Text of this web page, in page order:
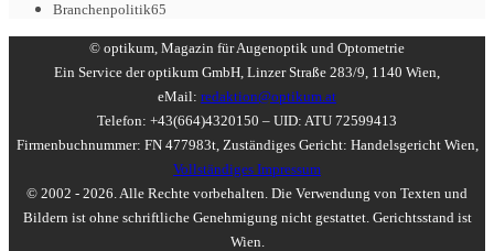
Branchenpolitik65
© optikum, Magazin für Augenoptik und Optometrie
Ein Service der optikum GmbH, Linzer Straße 283/9, 1140 Wien,
eMail: redaktion@optikum.at
Telefon: +43(664)4320150 – UID: ATU 72599413
Firmenbuchnummer: FN 477983t, Zuständiges Gericht: Handelsgericht Wien,
Vollständiges Impressum
© 2002 - 2026. Alle Rechte vorbehalten. Die Verwendung von Texten und
Bildern ist ohne schriftliche Genehmigung nicht gestattet. Gerichtsstand ist
Wien.